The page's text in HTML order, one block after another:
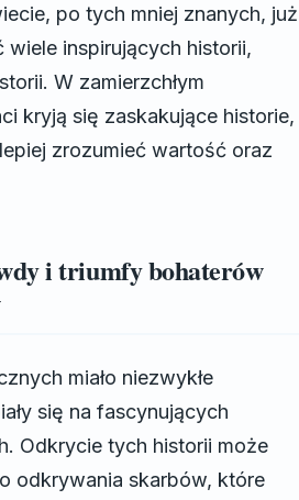
po tych mniej znanych, już
wiele inspirujących historii,
W zamierzchłym
kryją się zaskakujące historie,
zrozumieć wartość oraz
i triumfy bohaterów
miało niezwykłe
się na fascynujących
Odkrycie tych historii może
odkrywania skarbów, które